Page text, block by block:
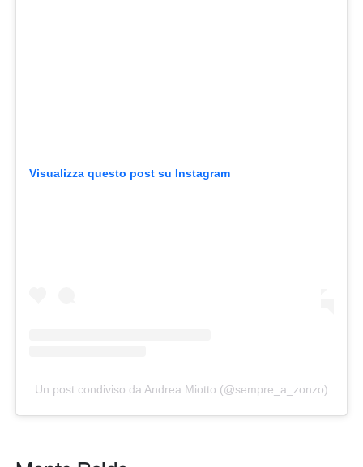
Visualizza questo post su Instagram
Un post condiviso da Andrea Miotto (@sempre_a_zonzo)